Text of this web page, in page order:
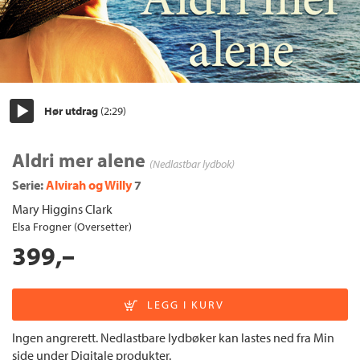
Hør utdrag (2:29)
Aldri mer alene (Nedlastbar lydbok)
Serie:Alvirah og Willy7
Mary Higgins Clark
Elsa Frogner (Oversetter)
399,–
Ingen angrerett. Nedlastbare lydbøker kan lastes ned fra Min
side under Digitale produkter.